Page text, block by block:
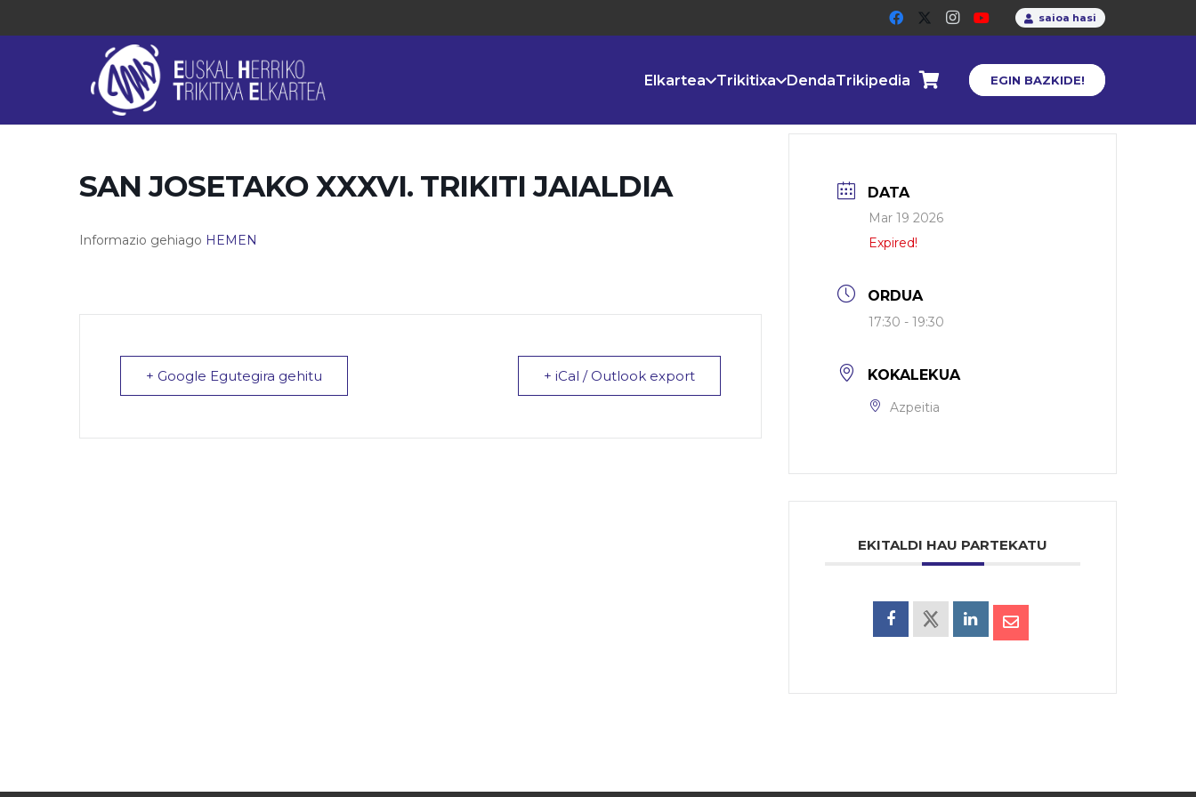
saioa hasi
Elkartea Trikitixa DendaTrikipedia EGIN BAZKIDE!
SAN JOSETAKO XXXVI. TRIKITI JAIALDIA
Informazio gehiago HEMEN
+ Google Egutegira gehitu + iCal / Outlook export
DATA
Mar 19 2026
Expired!
ORDUA
17:30 - 19:30
KOKALEKUA
Azpeitia
EKITALDI HAU PARTEKATU